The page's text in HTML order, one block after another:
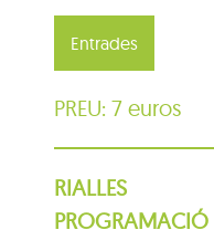
Entrades
PREU: 7 euros
RIALLES